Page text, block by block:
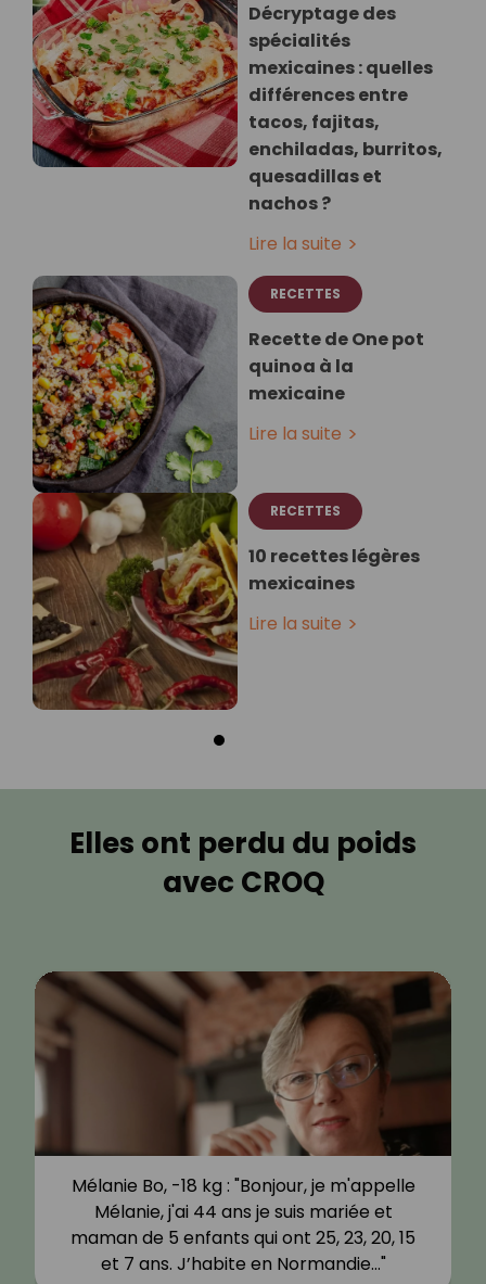
Décryptage des
spécialités
mexicaines : quelles
différences entre
tacos, fajitas,
enchiladas, burritos,
quesadillas et
nachos ?
Lire la suite
RECETTES
Recette de One pot
quinoa à la
mexicaine
Lire la suite
RECETTES
10 recettes légères
mexicaines
Lire la suite
Elles ont perdu du poids
avec CROQ
Mélanie Bo, -18 kg : "Bonjour, je m'appelle
Mélanie, j'ai 44 ans je suis mariée et
maman de 5 enfants qui ont 25, 23, 20, 15
et 7 ans. J’habite en Normandie…"